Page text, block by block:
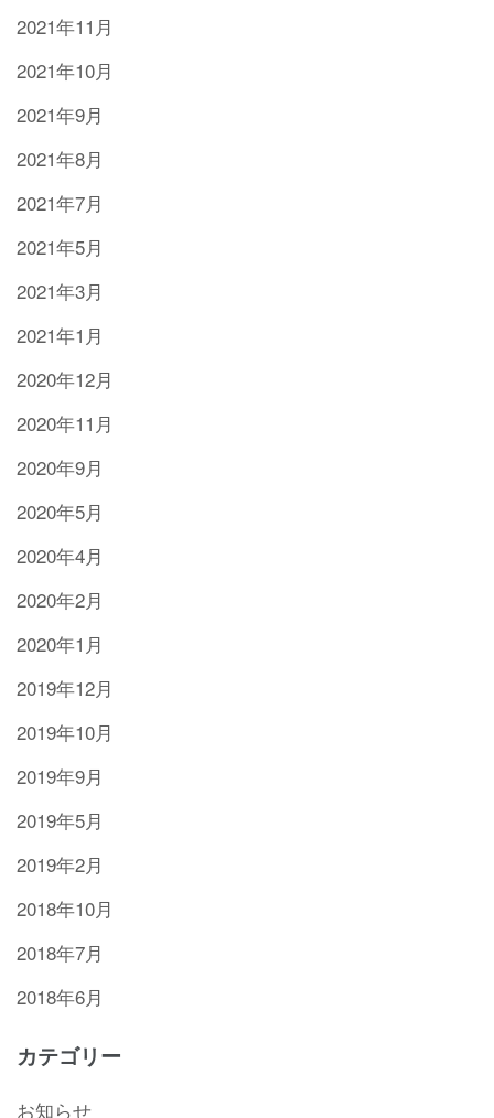
2021年11月
2021年10月
2021年9月
2021年8月
2021年7月
2021年5月
2021年3月
2021年1月
2020年12月
2020年11月
2020年9月
2020年5月
2020年4月
2020年2月
2020年1月
2019年12月
2019年10月
2019年9月
2019年5月
2019年2月
2018年10月
2018年7月
2018年6月
カテゴリー
お知らせ